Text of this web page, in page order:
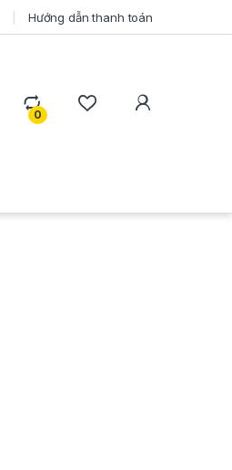
Hướng dẫn thanh toán
0